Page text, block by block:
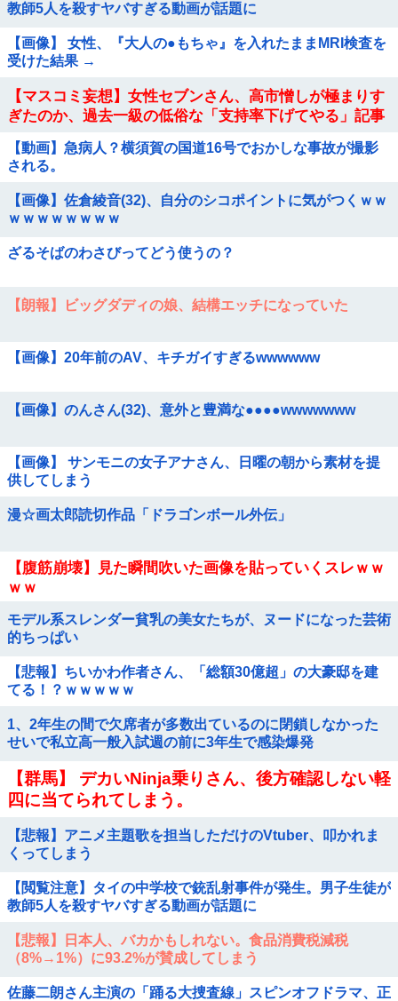
教師5人を殺すヤバすぎる動画が話題に
【画像】 女性、『大人の●もちゃ』を入れたままMRI検査を
受けた結果 →
【マスコミ妄想】女性セブンさん、高市憎しが極まりす
ぎたのか、過去一級の低俗な「支持率下げてやる」記事
【動画】急病人？横須賀の国道16号でおかしな事故が撮影
される。
【画像】佐倉綾音(32)、自分のシコポイントに気がつくｗｗ
ｗｗｗｗｗｗｗｗ
ざるそばのわさびってどう使うの？
【朗報】ビッグダディの娘、結構エッチになっていた
【画像】20年前のAV、キチガイすぎるwwwwww
【画像】のんさん(32)、意外と豊満な●●●●wwwwwww
【画像】 サンモニの女子アナさん、日曜の朝から素材を提
供してしまう
漫☆画太郎読切作品「ドラゴンボール外伝」
【腹筋崩壊】見た瞬間吹いた画像を貼っていくスレｗｗ
ｗｗ
モデル系スレンダー貧乳の美女たちが、ヌードになった芸術
的ちっぱい
【悲報】ちいかわ作者さん、「総額30億超」の大豪邸を建
てる！？ｗｗｗｗｗ
1、2年生の間で欠席者が多数出ているのに閉鎖しなかった
せいで私立高一般入試週の前に3年生で感染爆発
【群馬】 デカいNinja乗りさん、後方確認しない軽
四に当てられてしまう。
【悲報】アニメ主題歌を担当しただけのVtuber、叩かれま
くってしまう
【閲覧注意】タイの中学校で銃乱射事件が発生。男子生徒が
教師5人を殺すヤバすぎる動画が話題に
【悲報】日本人、バカかもしれない。食品消費税減税
（8%→1%）に93.2%が賛成してしまう
佐藤二朗さん主演の「踊る大捜査線」スピンオフドラマ、正